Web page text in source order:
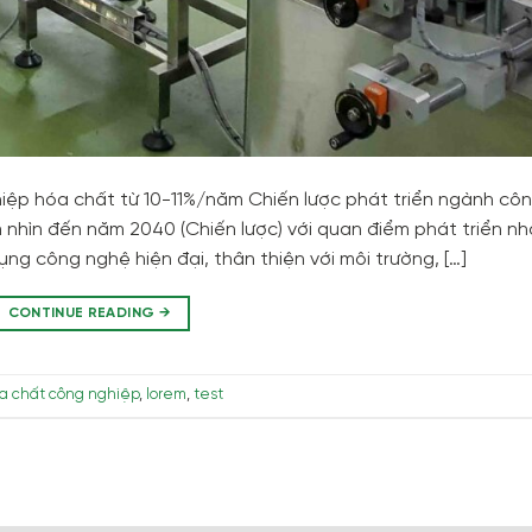
hóa chất từ 10-11%/năm Chiến lược phát triển ngành
đến năm 2040 (Chiến lược) với quan điểm phát triển
công nghệ hiện đại, thân thiện với môi trường, […]
CONTINUE READING →
chất công nghiệp, lorem, test